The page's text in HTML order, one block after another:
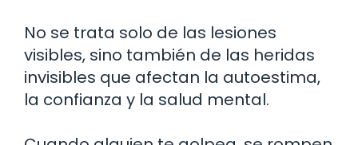
No se trata solo de las lesiones
visibles, sino también de las heridas
invisibles que afectan la autoestima,
la confianza y la salud mental.